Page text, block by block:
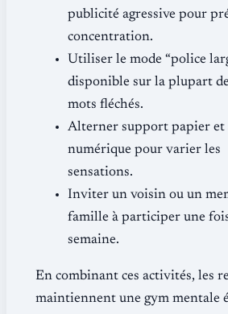
publicité agressive pour
concentration.
Utiliser le mode “police
disponible sur la plupart
mots fléchés.
Alterner support papier et
numérique pour varier les
sensations.
Inviter un voisin ou un
famille à participer une
semaine.
En combinant ces activités, les
maintiennent une gym mentale